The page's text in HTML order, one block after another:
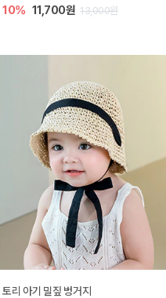
10% 11,700원 13,000원
토리 아기 밀짚 벙거지